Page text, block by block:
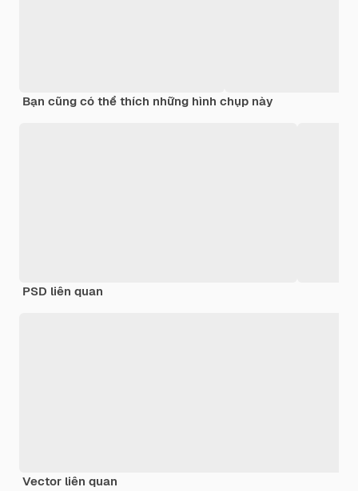
Bạn cũng có thể thích những hình chụp này
PSD liên quan
Vector liên quan